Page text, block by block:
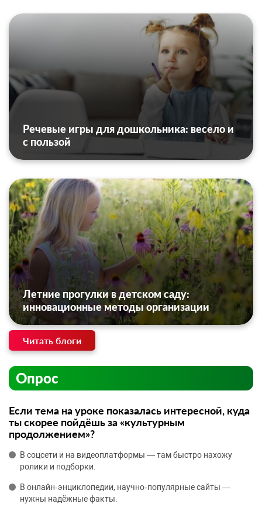
Речевые игры для дошкольника: весело и
с пользой
Летние прогулки в детском саду:
инновационные методы организации
Читать блоги
Опрос
Если тема на уроке показалась интересной, куда
ты скорее пойдёшь за «культурным
продолжением»?
В соцсети и на видеоплатформы — там быстро нахожу
ролики и подборки.
В онлайн‑энциклопедии, научно‑популярные сайты —
нужны надёжные факты.